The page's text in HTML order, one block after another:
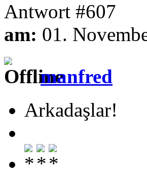
Antwort #607
am: 01.
manfred
Arkadaşlar!